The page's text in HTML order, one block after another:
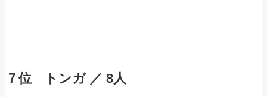
７位 トンガ ／ 8人